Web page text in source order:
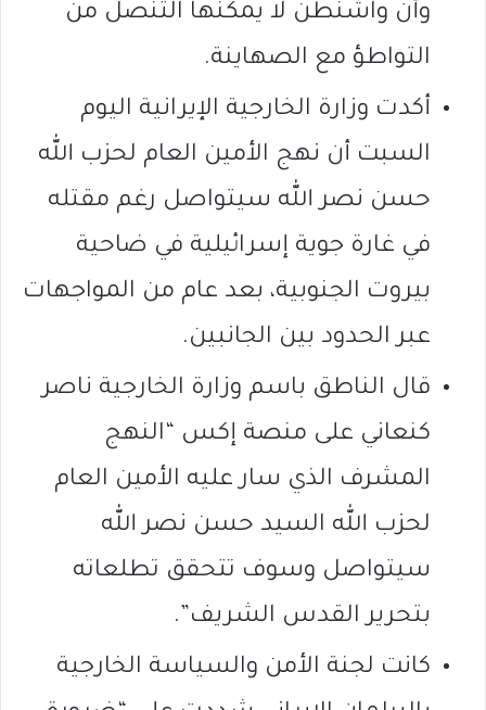
وأن واشنطن لا يمكنها التنصل من
التواطؤ مع الصهاينة.
أكدت وزارة الخارجية الإيرانية اليوم
السبت أن نهج الأمين العام لحزب الله
حسن نصر الله سيتواصل رغم مقتله
في غارة جوية إسرائيلية في ضاحية
بيروت الجنوبية، بعد عام من المواجهات
عبر الحدود بين الجانبين.
قال الناطق باسم وزارة الخارجية ناصر
كنعاني على منصة إكس “النهج
المشرف الذي سار عليه الأمين العام
لحزب الله السيد حسن نصر الله
سيتواصل وسوف تتحقق تطلعاته
بتحرير القدس الشريف”.
كانت لجنة الأمن والسياسة الخارجية